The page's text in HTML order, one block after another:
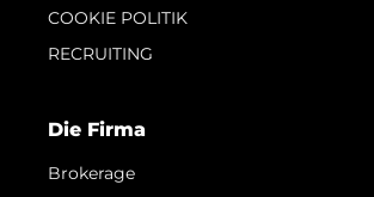
COOKIE POLITIK
RECRUITING
Die Firma
Brokerage